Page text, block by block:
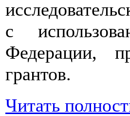
с
Федерации,
грантов.
Читать